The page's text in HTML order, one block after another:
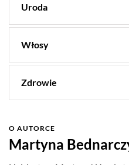
Uroda
Włosy
Zdrowie
O AUTORCE
Martyna